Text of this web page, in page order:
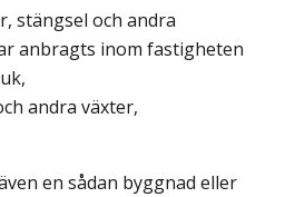
stängsel och andra
anbragts inom fastigheten
andra växter,
en sådan byggnad eller